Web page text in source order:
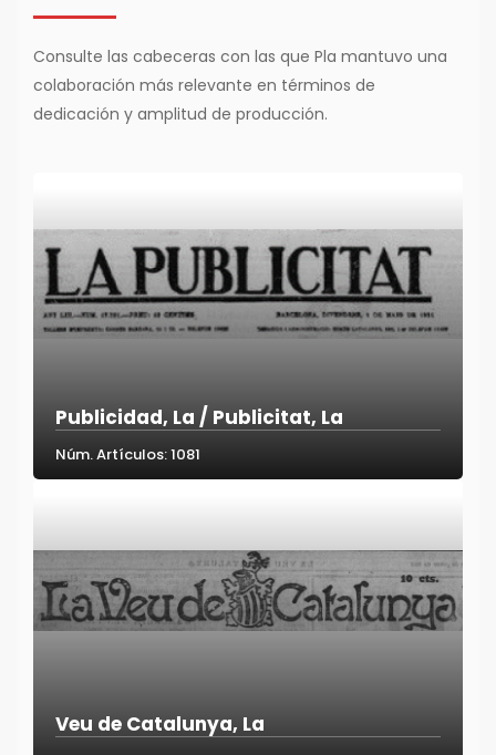
Consulte las cabeceras con las que Pla mantuvo una
colaboración más relevante en términos de
dedicación y amplitud de producción.
Publicidad, La / Publicitat, La
Núm. Artículos: 1081
Veu de Catalunya, La